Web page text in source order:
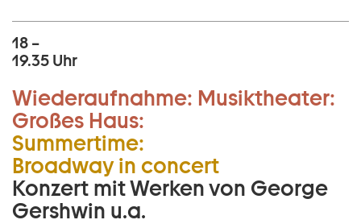
18 –
19.35 Uhr
Wiederaufnahme: Musiktheater:
Großes Haus:
Summertime:
Broadway in concert
Konzert mit Werken von George
Gershwin u.a.